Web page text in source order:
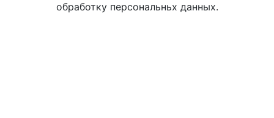
обработку персональньх данных.